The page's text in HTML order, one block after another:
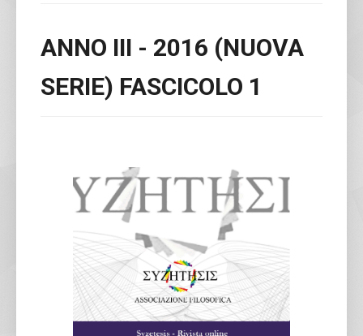
ANNO III - 2016 (NUOVA
SERIE) FASCICOLO 1